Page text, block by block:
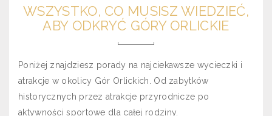
WSZYSTKO, CO MUSISZ WIEDZIEĆ,
ABY ODKRYĆ GÓRY ORLICKIE
Poniżej znajdziesz porady na najciekawsze wycieczki i
atrakcje w okolicy Gór Orlickich. Od zabytków
historycznych przez atrakcje przyrodnicze po
aktywności sportowe dla całej rodziny.